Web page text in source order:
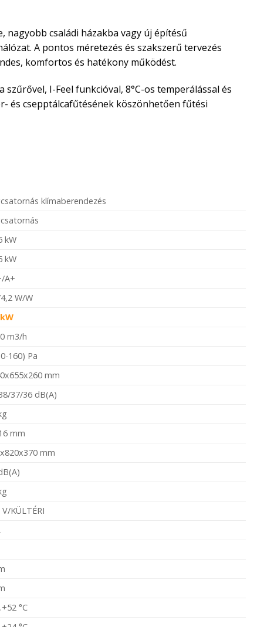
családi házakba vagy új építésű
A pontos méretezés és szakszerű tervezés
komfortos és hatékony működést.
I-Feel funkcióval, 8°C-os temperálással és
és csepptálcafűtésének köszönhetően fűtési
klímaberendezés
kW
kW
A+
W/W
m3/h
160) Pa
mm
37/36 dB(A)
mm
mm
V/KÜLTÉRI
°C